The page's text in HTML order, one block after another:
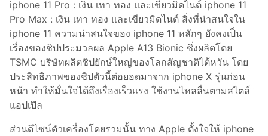
iphone 11 Pro : เงิน เทา ทอง และเขียวมิดไนต์ iphone 11
Pro Max : เงิน เทา ทอง และเขียวมิดไนต์ สิ่งที่น่าสนใจใน
iphone 11 ความน่าสนใจของ iphone 11 หลักๆ ยังคงเป็น
เรื่องของชิปประมวลผล Apple A13 Bionic ซึ่งผลิตโดย
TSMC บริษัทผลิตชิปยักษ์ใหญ่ของโลกสัญชาติไต้หวัน โดย
ประสิทธิภาพของชิปตัวนี้ต่อยอดมาจาก iphone X รุ่นก่อน
หน้า ทำให้มั่นใจได้ถึงเรื่องเร็วแรง ใช้งานไหลลื่นตามสไตล์
แอปเปิล
ส่วนดีไซน์ตัวเครื่องโดยรวมนั้น ทาง Apple ตั้งใจให้ iphone